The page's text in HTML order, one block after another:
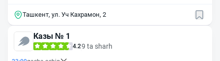
Ташкент, ул. Уч Кахрамон, 2
Казы № 1
4.29 ta sharh